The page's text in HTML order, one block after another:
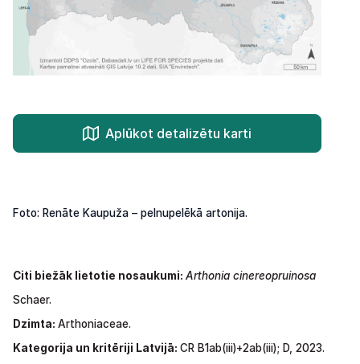
Aplūkot detalizētu karti
Foto: Renāte Kaupuža – pelnupelēkā artonija.
Citi biežāk lietotie nosaukumi: Arthonia cinereopruinosa
Schaer.
Dzimta: Arthoniaceae.
Kategorija un kritēriji Latvijā: CR B1ab(iii)+2ab(iii); D, 2023.